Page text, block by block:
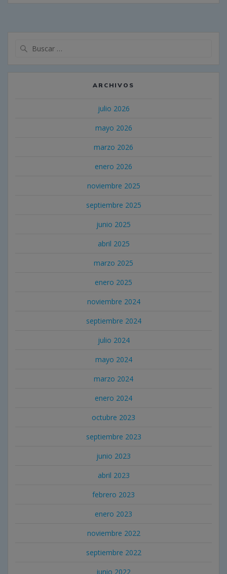
ARCHIVOS
julio 2026
mayo 2026
marzo 2026
enero 2026
noviembre 2025
septiembre 2025
junio 2025
abril 2025
marzo 2025
enero 2025
noviembre 2024
septiembre 2024
julio 2024
mayo 2024
marzo 2024
enero 2024
octubre 2023
septiembre 2023
junio 2023
abril 2023
febrero 2023
enero 2023
noviembre 2022
septiembre 2022
junio 2022